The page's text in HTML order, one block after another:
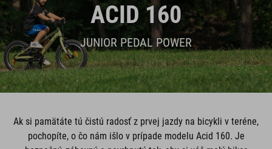
ACID 160
JUNIOR PEDAL POWER
Ak si pamätáte tú čistú radosť z prvej jazdy na bicykli v teréne,
pochopíte, o čo nám išlo v prípade modelu Acid 160. Je